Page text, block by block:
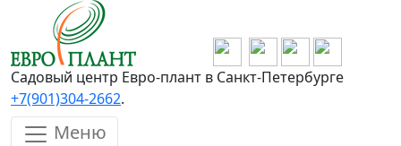
Перейти к основному содержанию
Садовый центр Евро-плант в Санкт-Петербурге
+7(901)304-2662.
Меню